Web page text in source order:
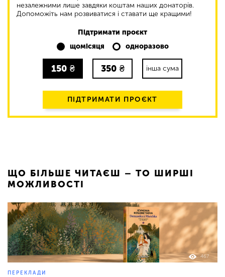
незалежними лише завдяки коштам наших донаторів.
Допоможіть нам розвиватися і ставати ще кращими!
Підтримати проєкт
щомісяця
одноразово
150 ₴ 350 ₴ інша сума
ПІДТРИМАТИ ПРОЄКТ
ЩО БІЛЬШЕ ЧИТАЄШ – ТО ШИРШІ
МОЖЛИВОСТІ
467
ПЕРЕКЛАДИ